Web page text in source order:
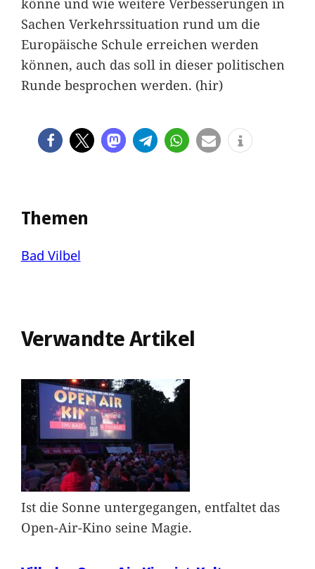
Sachen Verkehrssituation rund um die
Europäische Schule erreichen werden
können, auch das soll in dieser politischen
Runde besprochen werden. (hir)
Themen
Bad Vilbel
Verwandte Artikel
Ist die Sonne untergegangen, entfaltet das
Open-Air-Kino seine Magie.